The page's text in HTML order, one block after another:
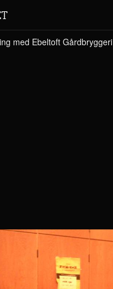
T
med Ebeltoft Gårdbryggeri